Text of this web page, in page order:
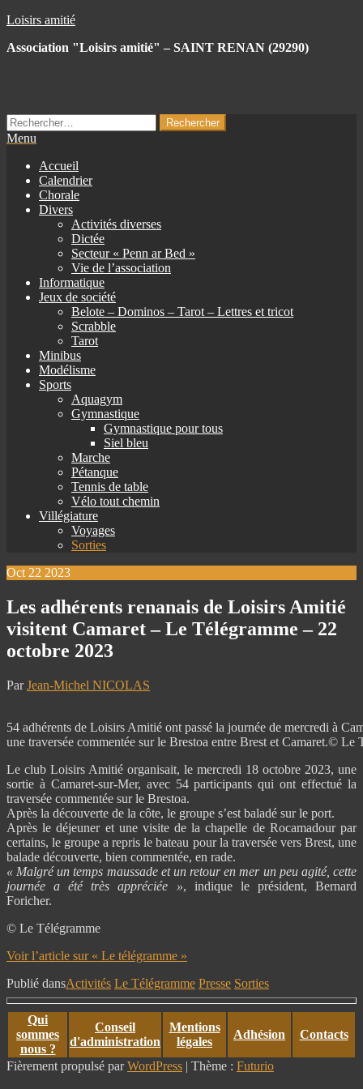
Skip
the
Loisirs amitié
Association "Loisirs amitié" – SAINT RENAN (29290)
Rechercher :
Menu
Accueil
Calendrier
Chorale
Divers
Activités diverses
Dictée
Secteur « Penn ar Bed »
Vie de l’association
Informatique
Jeux de société
Belote – Dominos – Tarot – Lettres et tricot
Scrabble
Tarot
Minibus
Modélisme
Sports
Aquagym
Gymnastique
Gymnastique pour tous
Siel bleu
Marche
Pétanque
Tennis de table
Vélo tout chemin
Villégiature
Voyages
Sorties
Oct 22 2023
Les adhérents renanais de Loisirs Amitié
visitent Camaret – Le Télégramme – 22
octobre 2023
ParJean-Michel NICOLAS
54 adhérents de Loisirs Amitié ont passé la journée de mercredi à
une traversée commentée sur le Brestoa entre Brest et Camaret.© Le
Le club Loisirs Amitié organisait, le mercredi 18 octobre 2023, une
sortie à Camaret-sur-Mer, avec 54 participants qui ont effectué la
traversée commentée sur le Brestoa.
Après la découverte de la côte, le groupe s’est baladé sur le port.
Après le déjeuner et une visite de la chapelle de Rocamadour par
certains, le groupe a repris le bateau pour la traversée vers Brest, une
balade découverte, bien commentée, en rade.
« Malgré un temps maussade et un retour en mer un peu agité, cette
journée a été très appréciée », indique le président, Bernard
Foricher.
© Le Télégramme
Voir l’article sur « Le télégramme »
Publié dansActivités Le Télégramme Presse Sorties
Qui
sommes
nous ?
Conseil
d'administration
Mentions
légales
Adhésion Contacts
Fièrement propulsé parWordPress | Thème : Futurio